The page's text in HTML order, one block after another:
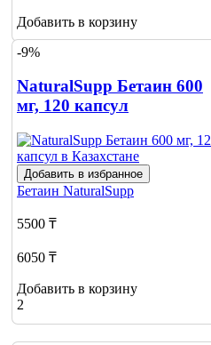
Добавить в корзину
-9%
NaturalSupp Бетаин 600
мг, 120 капсул
Добавить в избранное
Бетаин NaturalSupp
5500 ₸
6050 ₸
Добавить в корзину
2